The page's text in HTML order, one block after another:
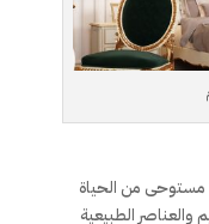
مستوحى من الحياة
والعناصر الطبيعية